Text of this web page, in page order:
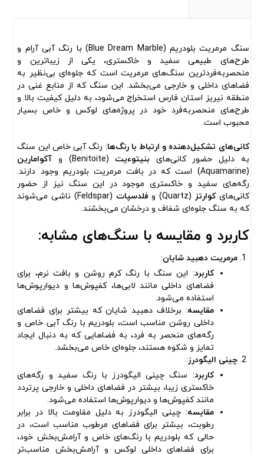
سنگ مرمریت بلودریم (Blue Dream Marble) با رنگ آبی آرام و
طرح‌های طبیعی سفید و خاکستری، یکی از زیباترین و
منحصربه‌فردترین سنگ‌های مرمریت است که جلوه‌ای بی‌نظیر به
فضاهای داخلی و خارجی می‌بخشد. این سنگ که از منابع غنی در
منطقه نیریز استان فارس استخراج می‌شود، به دلیل کیفیت بالا و
طرح‌های منحصربه‌فرد خود در پروژه‌های لوکس و خاص بسیار
محبوب است.
کانی‌های تشکیل‌دهنده و ارتباط با رنگ‌ها: رنگ آبی خاص این سنگ
به دلیل حضور کانی‌های بنیتوءیت (Benitoite) و
آکوامارین
(Aquamarine) است که در بافت مرمریت بلودریم وجود دارند.
رگه‌های سفید و خاکستری موجود در این سنگ نیز از حضور
کانی‌هایکوارتز (Quartz) و فلدسپات
(Feldspar) ناشی می‌شوند
که به سنگ جلوه‌ای شفاف و درخشان می‌بخشند.
کاربرد و مقایسه با سنگ‌های مشابه:
مرمریت دهبید شایان:
کاربرد: این سنگ با رنگ کرم روشن و بافت نرم، برای
فضاهای داخلی مانند لابی‌ها، کفپوش‌ها و دیوارپوش‌ها
استفاده می‌شود.
مقایسه: برخلاف دهبید شایان که بیشتر برای فضاهای
داخلی روشن مناسب است، بلودریم با رنگ آبی خاص و
رگه‌های منحصر به فرد، به فضاهایی که به دنبال ایجاد
تمایز و شکوه هستند، جلوه‌ای خاص می‌بخشد.
چینی الیگودرز:
کاربرد: سنگ چینی الیگودرز با رنگ سفید و رگه‌های
خاکستری زیبا، بیشتر در فضاهای داخلی و خارجی پرتردد
مانند کفپوش‌ها و دیوارپوش‌ها استفاده می‌شود.
مقایسه: چینی الیگودرز به دلیل مقاومت بالا در برابر
رطوبت، بیشتر برای فضاهای مرطوب مناسب است، در
حالی که بلودریم با رنگ‌های خاص و آرامش‌بخش خود،
برای فضاهای داخلی لوکس و آرامش‌بخش مناسب‌تر